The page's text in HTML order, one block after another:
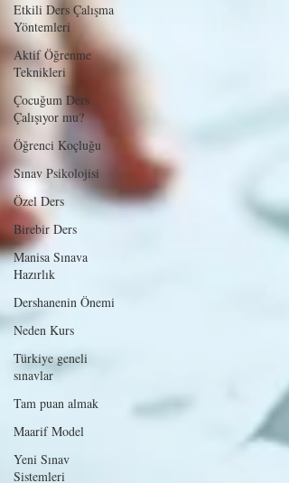
Etkili Ders Çalışma
Yöntemleri
Aktif Öğrenme
Teknikleri
Çocuğum Ders
Çalışıyor mu?
Öğrenci Koçluğu
Sınav Psikolojisi
Özel Ders
Birebir Ders
Manisa Sınava
Hazırlık
Dershanenin Önemi
Neden Kurs
Türkiye geneli
sınavlar
Tam puan almak
Maarif Model
Yeni Sınav
Sistemleri